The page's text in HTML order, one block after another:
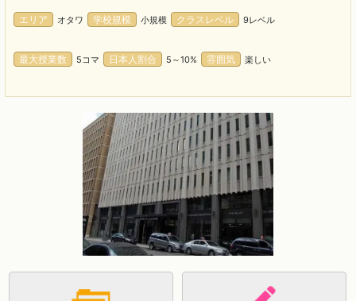
エリア オタワ 学校規模 小規模 クラスレベル 9レベル
最大授業数 5コマ 日本人割合 5～10% 雰囲気 楽しい